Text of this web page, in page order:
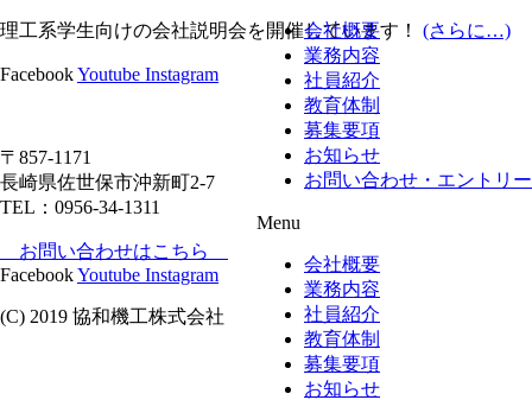
会社概要
業務内容
社員紹介
教育体制
募集要項
お知らせ
お問い合わせ・エントリー
Menu
会社概要
業務内容
社員紹介
教育体制
募集要項
お知らせ
FacebookYoutube Instagram
理工系学生向けの会社説明会を開催しています！ (さらに…)
〒857-1171
長崎県佐世保市沖新町2-7
TEL：0956-34-1311
お問い合わせはこちら
FacebookYoutube Instagram
(C) 2019 協和機工株式会社